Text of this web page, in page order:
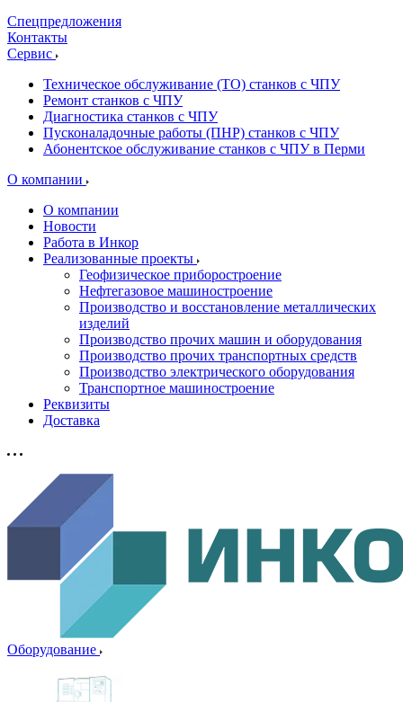
Спецпредложения
Контакты
Сервис
Техническое обслуживание (ТО) станков с ЧПУ
Ремонт станков с ЧПУ
Диагностика станков с ЧПУ
Пусконаладочные работы (ПНР) станков с ЧПУ
Абонентское обслуживание станков с ЧПУ в Перми
О компании
О компании
Новости
Работа в Инкор
Реализованные проекты
Геофизическое приборостроение
Нефтегазовое машиностроение
Производство и восстановление металлических
изделий
Производство прочих машин и оборудования
Производство прочих транспортных средств
Производство электрического оборудования
Транспортное машиностроение
Реквизиты
Доставка
Оборудование